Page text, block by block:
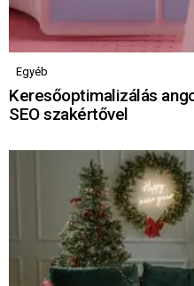
Egyéb
Keresőoptimalizálás
SEO szakértővel